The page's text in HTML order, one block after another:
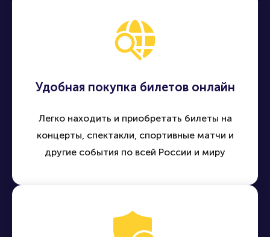
Удобная покупка билетов онлайн
Легко находить и приобретать билеты на
концерты, спектакли, спортивные матчи и
другие события по всей России и миру